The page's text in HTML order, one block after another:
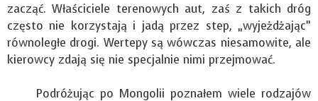
zacząć. Właściciele terenowych aut, zaś z takich dróg
często nie korzystają i jadą przez step, „wyjeżdżając”
równoległe drogi. Wertepy są wówczas niesamowite, ale
kierowcy zdają się nie specjalnie nimi przejmować.
Podróżując po Mongolii poznałem wiele rodzajów